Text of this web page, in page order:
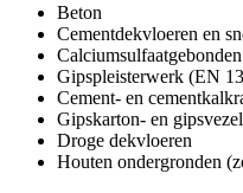
Beton
Cementdekvloeren en
Gipspleisterwerk (EN
Cement- en
Gipskarton- en
Droge dekvloeren
Houten ondergronden